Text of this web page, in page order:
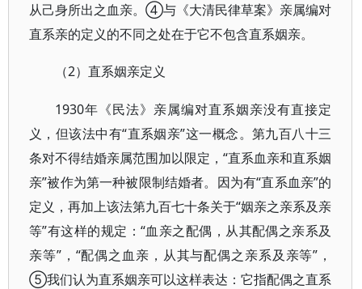
从己身所出之血亲。④与《大清民律草案》亲属编对
直系亲的定义的不同之处在于它不包含直系姻亲。
（2）直系姻亲定义
1930年《民法》亲属编对直系姻亲没有直接定
义，但该法中有“直系姻亲”这一概念。第九百八十三
条对不得结婚亲属范围加以限定，“直系血亲和直系姻
亲”被作为第一种被限制结婚者。因为有“直系血亲”的
定义，再加上该法第九百七十条关于“姻亲之亲系及亲
等”有这样的规定：“血亲之配偶，从其配偶之亲系及
亲等”，“配偶之血亲，从其与配偶之亲系及亲等”，
⑤我们认为直系姻亲可以这样表达：它指配偶之直系